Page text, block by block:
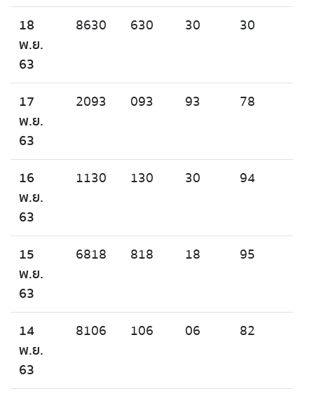
18
พ.ย.
63
8630 630 30 30
17
พ.ย.
63
2093 093 93 78
16
พ.ย.
63
1130 130 30 94
15
พ.ย.
63
6818 818 18 95
14
พ.ย.
63
8106 106 06 82